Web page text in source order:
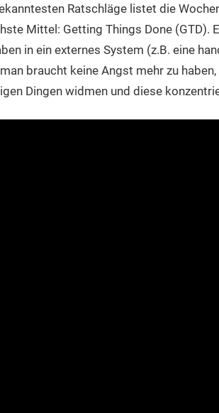
Ratschläge listet die
Mittel: Getting Things Done (GTD).
in ein externes System (z.B. eine
braucht keine Angst mehr zu
Dingen widmen und diese